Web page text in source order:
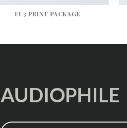
FL3 PRINT PACKAGE
AUDIOPHILE